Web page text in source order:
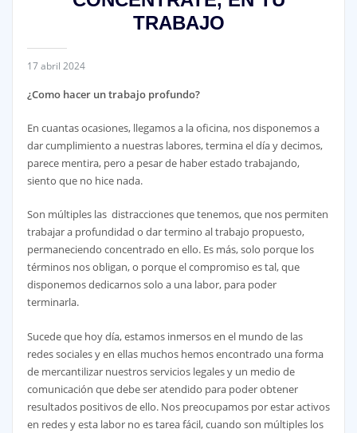
TRABAJO
17 abril 2024
¿Como hacer un trabajo profundo?
En cuantas ocasiones, llegamos a la oficina, nos disponemos a
dar cumplimiento a nuestras labores, termina el día y decimos,
parece mentira, pero a pesar de haber estado trabajando,
siento que no hice nada.
Son múltiples las distracciones que tenemos, que nos permiten
trabajar a profundidad o dar termino al trabajo propuesto,
permaneciendo concentrado en ello. Es más, solo porque los
términos nos obligan, o porque el compromiso es tal, que
disponemos dedicarnos solo a una labor, para poder
terminarla.
Sucede que hoy día, estamos inmersos en el mundo de las
redes sociales y en ellas muchos hemos encontrado una forma
de mercantilizar nuestros servicios legales y un medio de
comunicación que debe ser atendido para poder obtener
resultados positivos de ello. Nos preocupamos por estar activos
en redes y esta labor no es tarea fácil, cuando son múltiples los